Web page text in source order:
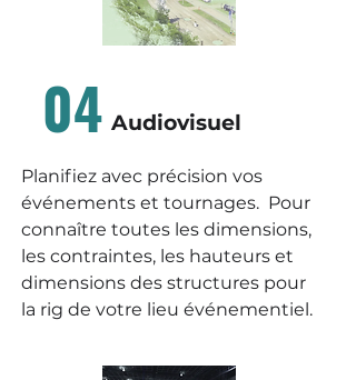
Audiovisuel
04
Planifiez avec précision vos
événements et tournages. Pour
connaître toutes les dimensions,
les contraintes, les hauteurs et
dimensions des structures pour
la rig de votre lieu événementiel.